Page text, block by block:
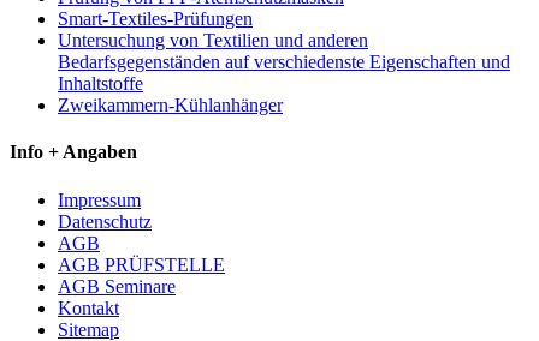
Smart-Textiles-Prüfungen
Untersuchung von Textilien und anderen
Bedarfsgegenständen auf verschiedenste Eigenschaften und
Inhaltstoffe
Zweikammern-Kühlanhänger
Info + Angaben
Impressum
Datenschutz
AGB
AGB PRÜFSTELLE
AGB Seminare
Kontakt
Sitemap